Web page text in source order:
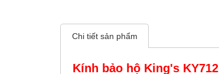
Chi tiết sản phẩm
Kính bảo hộ King's KY712